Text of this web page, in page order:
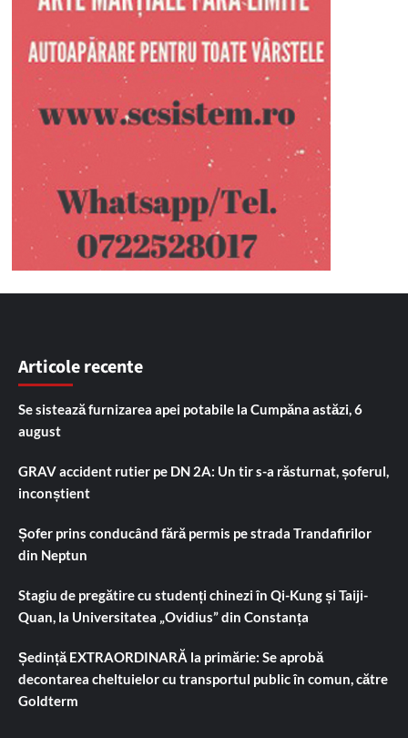
Articole recente
Se sistează furnizarea apei potabile la Cumpăna astăzi, 6
august
GRAV accident rutier pe DN 2A: Un tir s-a răsturnat, șoferul,
inconștient
Șofer prins conducând fără permis pe strada Trandafirilor
din Neptun
Stagiu de pregătire cu studenți chinezi în Qi-Kung și Taiji-
Quan, la Universitatea „Ovidius” din Constanța
Ședință EXTRAORDINARĂ la primărie: Se aprobă
decontarea cheltuielor cu transportul public în comun, către
Goldterm